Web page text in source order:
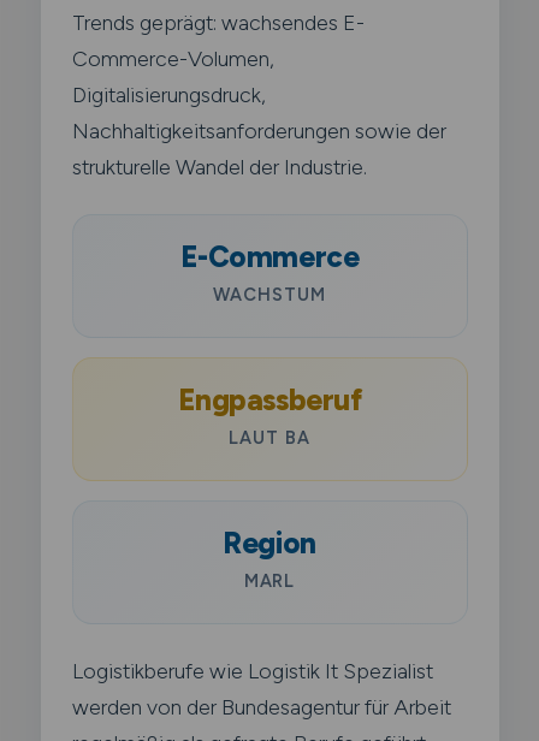
Trends geprägt: wachsendes E-
Commerce-Volumen,
Digitalisierungsdruck,
Nachhaltigkeitsanforderungen sowie der
strukturelle Wandel der Industrie.
E-Commerce
WACHSTUM
Engpassberuf
LAUT BA
Region
MARL
Logistikberufe wie Logistik It Spezialist
werden von der Bundesagentur für Arbeit